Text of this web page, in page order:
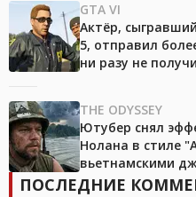
GTA VI
Актёр,
5, отправил
ни разу не
THE ODYSSEY
Ютубер снял
Нолана в стиле
вьетнамскими
ПОСЛЕДНИЕ